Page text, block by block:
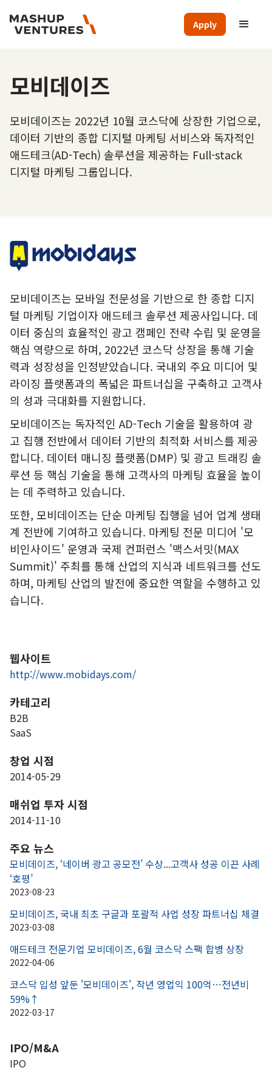
Apply
모비데이즈
모비데이즈는 2022년 10월 코스닥에 상장한 기업으로,
데이터 기반의 종합 디지털 마케팅 서비스와 독자적인
애드테크(AD-Tech) 솔루션을 제공하는 Full-stack
디지털 마케팅 그룹입니다.
모비데이즈는 모바일 전문성을 기반으로 한 종합 디지
털 마케팅 기업이자 애드테크 솔루션 제공사입니다. 데
이터 중심의 효율적인 광고 캠페인 전략 수립 및 운영을
핵심 역량으로 하며, 2022년 코스닥 상장을 통해 기술
력과 성장성을 인정받았습니다. 국내외 주요 미디어 및
라이징 플랫폼과의 폭넓은 파트너십을 구축하고 고객사
의 성과 극대화를 지원합니다.
모비데이즈는 독자적인 AD-Tech 기술을 활용하여 광
고 집행 전반에서 데이터 기반의 최적화 서비스를 제공
합니다. 데이터 매니징 플랫폼(DMP) 및 광고 트래킹 솔
루션 등 핵심 기술을 통해 고객사의 마케팅 효율을 높이
는 데 주력하고 있습니다.
또한, 모비데이즈는 단순 마케팅 집행을 넘어 업계 생태
계 전반에 기여하고 있습니다. 마케팅 전문 미디어 '모
비인사이드' 운영과 국제 컨퍼런스 '맥스서밋(MAX
Summit)' 주최를 통해 산업의 지식과 네트워크를 선도
하며, 마케팅 산업의 발전에 중요한 역할을 수행하고 있
습니다.
웹사이트
http://www.mobidays.com/
카테고리
B2B
SaaS
창업 시점
2014-05-29
매쉬업 투자 시점
2014-11-10
주요 뉴스
모비데이즈, ‘네이버 광고 공모전’ 수상...고객사 성공 이끈 사례
‘호평’
2023-08-23
모비데이즈, 국내 최초 구글과 포괄적 사업 성장 파트너십 체결
2023-03-08
애드테크 전문기업 모비데이즈, 6월 코스닥 스팩 합병 상장
2022-04-06
코스닥 입성 앞둔 '모비데이즈', 작년 영업익 100억…전년비
59%↑
2022-03-17
IPO/M&A
IPO